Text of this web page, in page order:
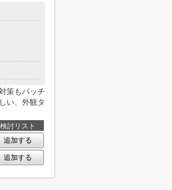
策もバッチ
い、外観タ
検討リスト
追加する
追加する